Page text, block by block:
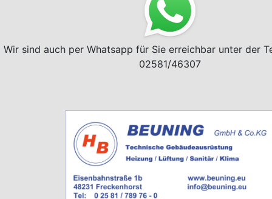
Wir sind auch per Whatsapp für Sie erreichbar unter der
02581/46307